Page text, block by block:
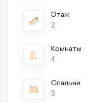
Этаж
2
Комнаты
4
Спальни
3